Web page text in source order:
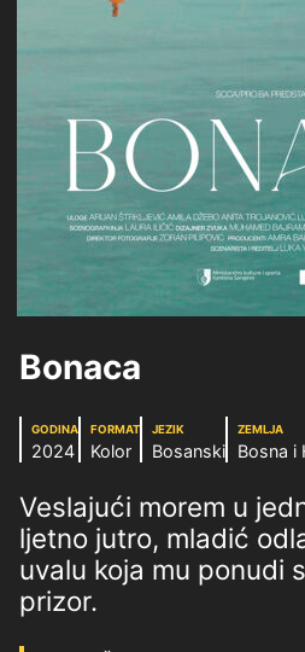
Bonaca
GODINA
2024
FORMAT
Kolor
JEZIK
Bosanski
ZEMLJA
Bosna i
Veslajući morem u
ljetno jutro, mladić
uvalu koja mu ponudi
prizor.